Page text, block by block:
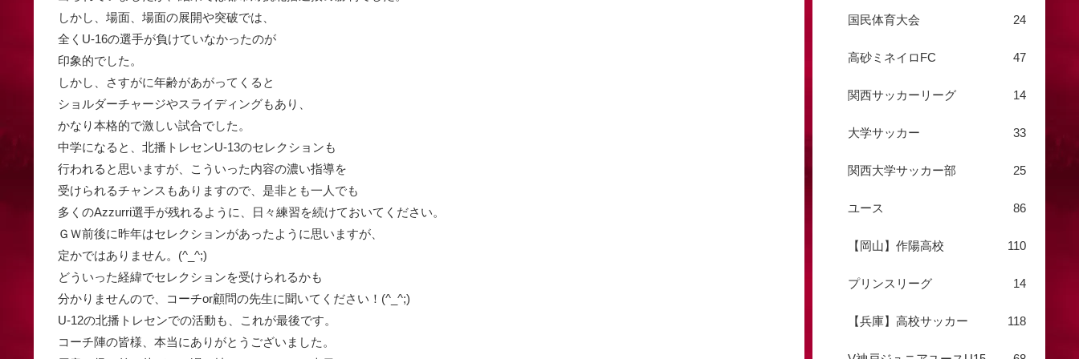
しかし、場面、場面の展開や突破では、
全くU-16の選手が負けていなかったのが
印象的でした。
しかし、さすがに年齢があがってくると
ショルダーチャージやスライディングもあり、
かなり本格的で激しい試合でした。
中学になると、北播トレセンU-13のセレクションも
行われると思いますが、こういった内容の濃い指導を
受けられるチャンスもありますので、是非とも一人でも
多くのAzzurri選手が残れるように、日々練習を続けておいてください。
ＧＷ前後に昨年はセレクションがあったように思いますが、
定かではありません。(^_^;)
どういった経緯でセレクションを受けられるかも
分かりませんので、コーチor顧問の先生に聞いてください！(^_^;)
U-12の北播トレセンでの活動も、これが最後です。
コーチ陣の皆様、本当にありがとうございました。
国民体育大会 24
高砂ミネイロFC 47
関西サッカーリーグ 14
大学サッカー 33
関西大学サッカー部 25
ユース 86
【岡山】作陽高校 110
プリンスリーグ 14
【兵庫】高校サッカー 118